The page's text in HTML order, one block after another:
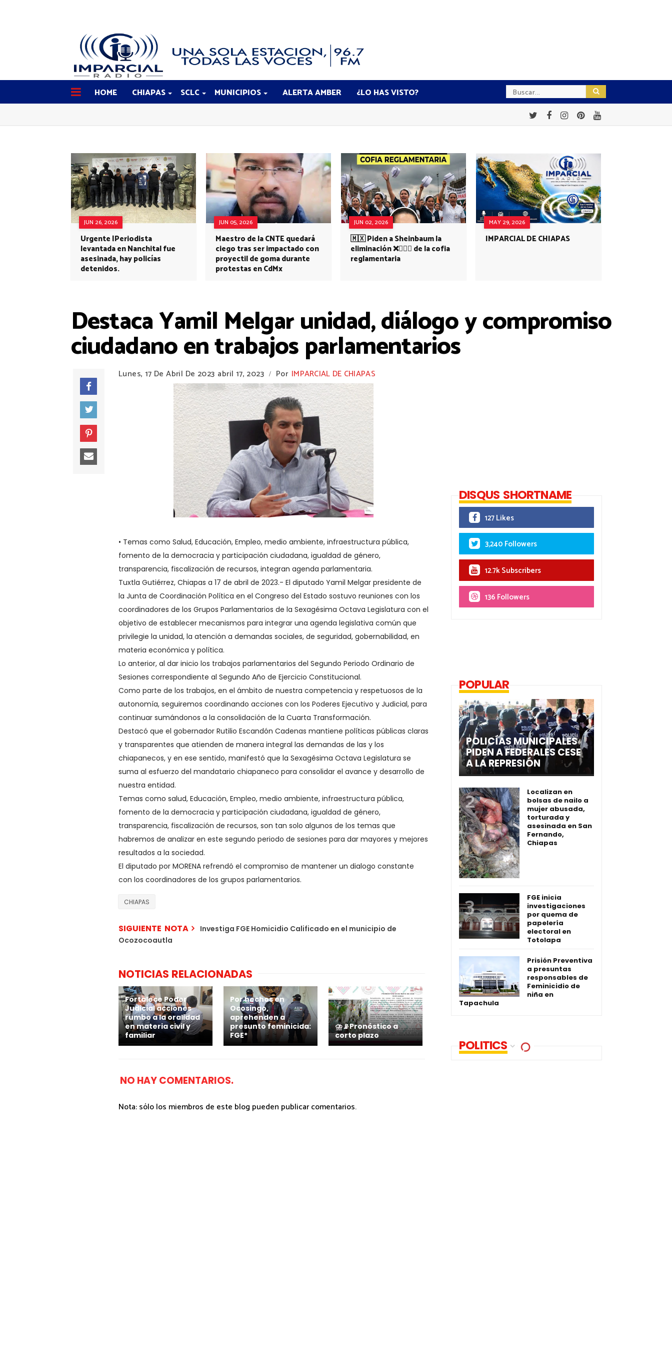
HOME CHIAPAS SCLC MUNICIPIOS ALERTA AMBER ¿LO HAS VISTO?
JUN 26, 2026
Urgente |Periodista
levantada en Nanchital fue
asesinada, hay policías
detenidos.
JUN 05, 2026
Maestro de la CNTE quedará
ciego tras ser impactado con
proyectil de goma durante
protestas en CdMx
JUN 02, 2026
🇲🇽 Piden a Sheinbaum la
eliminación ❌👩🏻‍⚕️ de la cofia
reglamentaria
MAY 29, 2026
IMPARCIAL DE CHIAPAS
Destaca Yamil Melgar unidad, diálogo y compromiso
ciudadano en trabajos parlamentarios
Lunes, 17 De Abril De 2023 abril 17, 2023 / Por IMPARCIAL DE CHIAPAS
• Temas como Salud, Educación, Empleo, medio ambiente, infraestructura pública,
fomento de la democracia y participación ciudadana, igualdad de género,
transparencia, fiscalización de recursos, integran agenda parlamentaria.
Tuxtla Gutiérrez, Chiapas a 17 de abril de 2023.- El diputado Yamil Melgar presidente de
la Junta de Coordinación Política en el Congreso del Estado sostuvo reuniones con los
coordinadores de los Grupos Parlamentarios de la Sexagésima Octava Legislatura con el
objetivo de establecer mecanismos para integrar una agenda legislativa común que
privilegie la unidad, la atención a demandas sociales, de seguridad, gobernabilidad, en
materia económica y política.
Lo anterior, al dar inicio los trabajos parlamentarios del Segundo Periodo Ordinario de
Sesiones correspondiente al Segundo Año de Ejercicio Constitucional.
Como parte de los trabajos, en el ámbito de nuestra competencia y respetuosos de la
autonomía, seguiremos coordinando acciones con los Poderes Ejecutivo y Judicial, para
continuar sumándonos a la consolidación de la Cuarta Transformación.
Destacó que el gobernador Rutilio Escandón Cadenas mantiene políticas públicas claras
y transparentes que atienden de manera integral las demandas de las y los
chiapanecos, y en ese sentido, manifestó que la Sexagésima Octava Legislatura se
suma al esfuerzo del mandatario chiapaneco para consolidar el avance y desarrollo de
nuestra entidad.
Temas como salud, Educación, Empleo, medio ambiente, infraestructura pública,
fomento de la democracia y participación ciudadana, igualdad de género,
transparencia, fiscalización de recursos, son tan solo algunos de los temas que
habremos de analizar en este segundo periodo de sesiones para dar mayores y mejores
resultados a la sociedad.
El diputado por MORENA refrendó el compromiso de mantener un dialogo constante
con los coordinadores de los grupos parlamentarios.
CHIAPAS
SIGUIENTE NOTA
Investiga FGE Homicidio Calificado en el municipio de
Ocozocoautla
NOTICIAS RELACIONADAS
Fortalece Poder
Judicial acciones
rumbo a la oralidad
en materia civil y
familiar
Por hechos en
Ocosingo,
aprehenden a
presunto feminicida:
FGE*
⛈️📡Pronóstico a
corto plazo
NO HAY COMENTARIOS.
Nota: sólo los miembros de este blog pueden publicar comentarios.
DISQUS SHORTNAME
127 Likes
3,240 Followers
12.7k Subscribers
136 Followers
POPULAR
POLICÍAS MUNICIPALES
PIDEN A FEDERALES CESE
A LA REPRESIÓN
Localizan en
bolsas de nailo a
mujer abusada,
torturada y
asesinada en San
Fernando,
Chiapas
FGE inicia
investigaciones
por quema de
papelería
electoral en
Totolapa
Prisión Preventiva
a presuntas
responsables de
Feminicidio de
niña en
Tapachula
POLITICS